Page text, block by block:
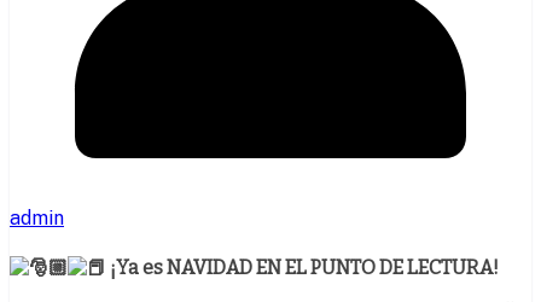
admin
¡Ya es NAVIDAD EN EL PUNTO DE LECTURA!